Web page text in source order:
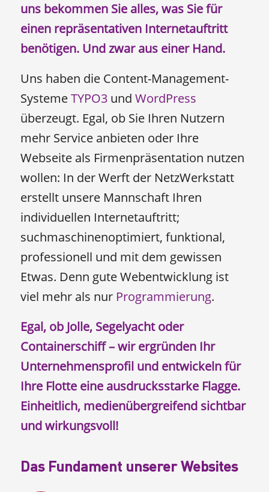
uns bekommen Sie alles, was Sie für
einen repräsentativen Internetauftritt
benötigen. Und zwar aus einer Hand.
Uns haben die Content-Management-
SystemeTYPO3 und WordPress
überzeugt. Egal, ob Sie Ihren Nutzern
mehr Service anbieten oder Ihre
Webseite als Firmenpräsentation nutzen
wollen: In der Werft der NetzWerkstatt
erstellt unsere Mannschaft Ihren
individuellen Internetauftritt;
suchmaschinenoptimiert, funktional,
professionell und mit dem gewissen
Etwas. Denn gute Webentwicklung ist
viel mehr als nur Programmierung.
Egal, ob Jolle, Segelyacht oder
Containerschiff – wir ergründen Ihr
Unternehmensprofil und entwickeln für
Ihre Flotte eine ausdrucksstarke Flagge.
Einheitlich, medienübergreifend sichtbar
und wirkungsvoll!
Das Fundament unserer Websites